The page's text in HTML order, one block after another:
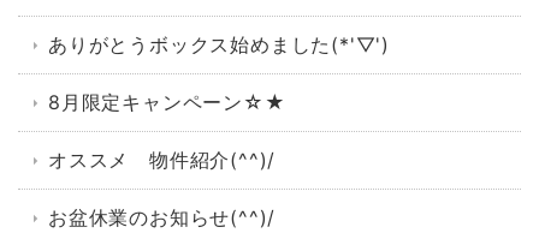
ありがとうボックス始めました(*'▽')
8月限定キャンペーン☆★
オススメ 物件紹介(^^)/
お盆休業のお知らせ(^^)/